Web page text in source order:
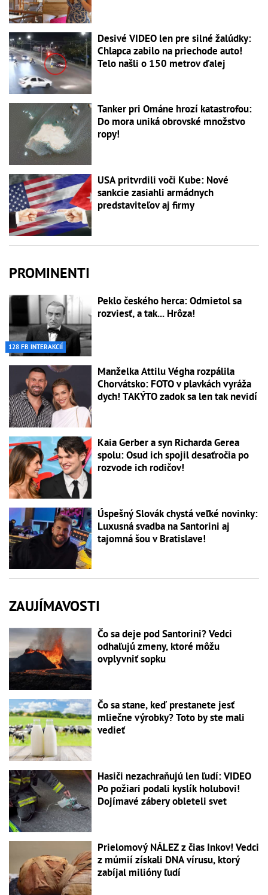
Desivé VIDEO len pre silné žalúdky:
Chlapca zabilo na priechode auto!
Telo našli o 150 metrov ďalej
Tanker pri Ománe hrozí katastrofou:
Do mora uniká obrovské množstvo
ropy!
USA pritvrdili voči Kube: Nové
sankcie zasiahli armádnych
predstaviteľov aj firmy
PROMINENTI
128 FB INTERAKCIÍ
Peklo českého herca: Odmietol sa
rozviesť, a tak... Hrôza!
Manželka Attilu Végha rozpálila
Chorvátsko: FOTO v plavkách vyráža
dych! TAKÝTO zadok sa len tak nevidí
Kaia Gerber a syn Richarda Gerea
spolu: Osud ich spojil desaťročia po
rozvode ich rodičov!
Úspešný Slovák chystá veľké novinky:
Luxusná svadba na Santorini aj
tajomná šou v Bratislave!
ZAUJÍMAVOSTI
Čo sa deje pod Santorini? Vedci
odhaľujú zmeny, ktoré môžu
ovplyvniť sopku
Čo sa stane, keď prestanete jesť
mliečne výrobky? Toto by ste mali
vedieť
Hasiči nezachraňujú len ľudí: VIDEO
Po požiari podali kyslík holubovi!
Dojímavé zábery obleteli svet
Prielomový NÁLEZ z čias Inkov! Vedci
z múmií získali DNA vírusu, ktorý
zabíjal milióny ľudí